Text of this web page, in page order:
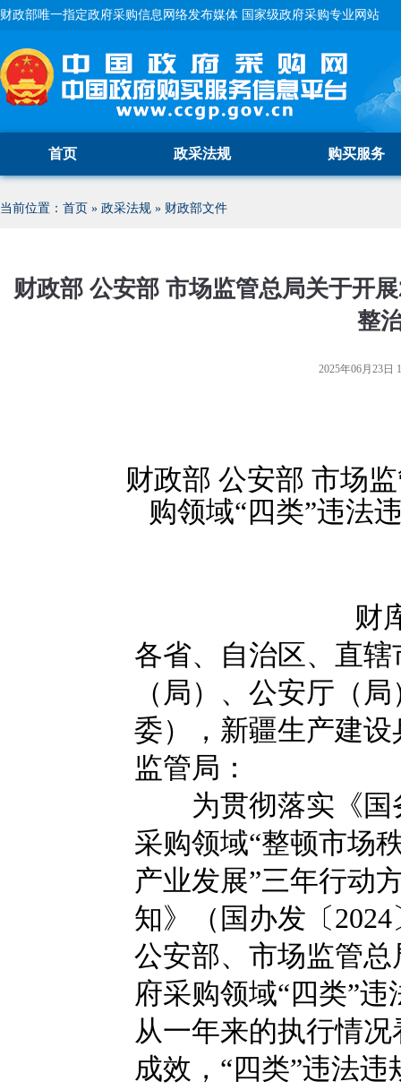
财政部唯一指定政府采购信息网络发布媒体 国家级政府采购专业网站
首页 政采法规 购买服务
当前位置： 首页 » 政采法规 » 财政部文件
财政部 公安部 市场监管总局关于开
整
2025年06月23日
财政部 公安部 市场
购领域“四类”违法
财
各省、自治区、直
（局）、公安厅（
委），新疆生产建
监管局：
为贯彻落实《国
采购领域“整顿市场
产业发展”三年行动
知》（国办发〔
公安部、市场监管
府采购领域“四类”
从一年来的执行情
成效，“四类”违法